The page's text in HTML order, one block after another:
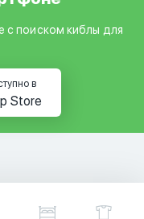
с поиском киблы для
в
Store